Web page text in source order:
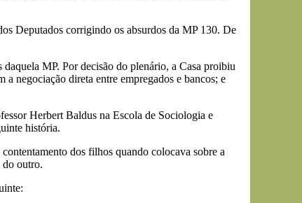
Deputados corrigindo os absurdos da MP 130. De
MP. Por decisão do plenário, a Casa proibiu
negociação direta entre empregados e bancos; e
Herbert Baldus na Escola de Sociologia e
história.
dos filhos quando colocava sobre a
do outro.